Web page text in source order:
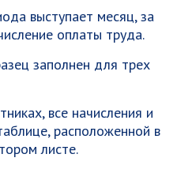
выступает месяц, за
оплаты труда.
заполнен для трех
все начисления и
расположенной в
листе.